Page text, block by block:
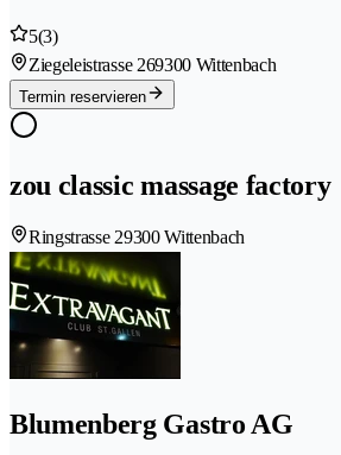
5(3)
Ziegeleistrasse 269300 Wittenbach
Termin reservieren
zou classic massage factory
Ringstrasse 29300 Wittenbach
Blumenberg Gastro AG